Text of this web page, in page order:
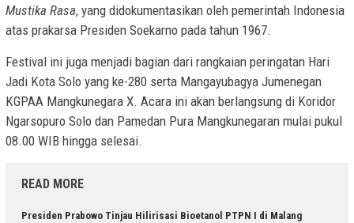
Mustika Rasa, yang didokumentasikan oleh pemerintah Indonesia
atas prakarsa Presiden Soekarno pada tahun 1967.
Festival ini juga menjadi bagian dari rangkaian peringatan Hari
Jadi Kota Solo yang ke-280 serta Mangayubagya Jumenegan
KGPAA Mangkunegara X. Acara ini akan berlangsung di Koridor
Ngarsopuro Solo dan Pamedan Pura Mangkunegaran mulai pukul
08.00 WIB hingga selesai.
READ MORE
Presiden Prabowo Tinjau Hilirisasi Bioetanol PTPN I di Malang